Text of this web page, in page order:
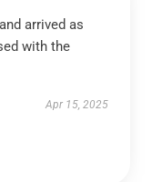
arrived as
with the
Apr 15, 2025